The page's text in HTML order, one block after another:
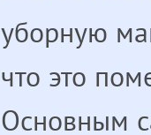
уборную
что это
Основным